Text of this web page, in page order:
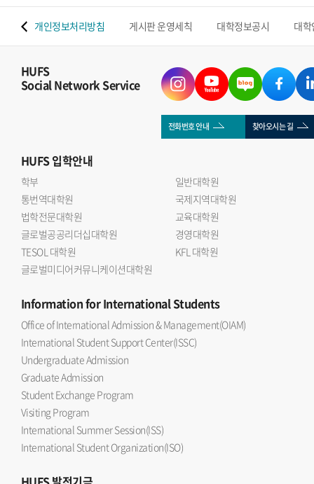
개인정보처리방침 게시판 운영세칙 대학정보공시 대
HUFS
Social Network Service
전화번호 안내 찾아오시는 길
HUFS입학안내
학부
일반대학원
통번역대학원
국제지역대학원
법학전문대학원
교육대학원
글로벌공공리더십대학원
경영대학원
TESOL 대학원
KFL 대학원
글로벌미디어커뮤니케이션대학원
Informationfor International Students
Office of International Admission & Management(OIAM)
International Student Support Center(ISSC)
Undergraduate Admission
Graduate Admission
Student Exchange Program
Visiting Program
International Summer Session(ISS)
International Student Organization(ISO)